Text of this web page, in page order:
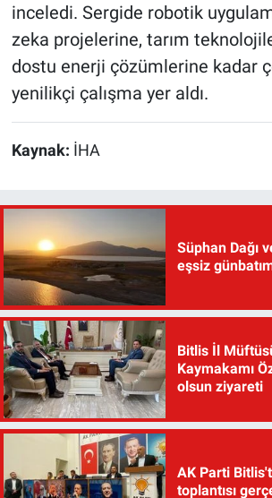
inceledi. Sergide robotik
zeka projelerine, tarım
dostu enerji çözümlerine kadar
yenilikçi çalışma yer aldı.
Kaynak: İHA
Süphan Dağı
eşsiz
Bitlis İl
Kaymakamı
olsun ziyareti
AK Parti
toplantısı